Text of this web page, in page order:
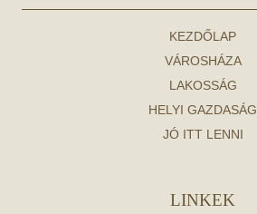
KEZDŐLAP
VÁROSHÁZA
LAKOSSÁG
HELYI GAZDASÁG
JÓ ITT LENNI
LINKEK